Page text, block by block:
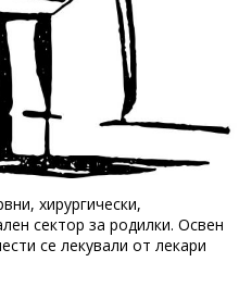
хирургически,
сектор за родилки. Освен
се лекували от лекари